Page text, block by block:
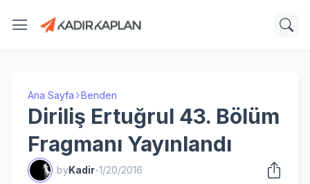
Ana Sayfa Benden
Diriliş Ertuğrul 43. Bölüm
Fragmanı Yayınlandı
byKadir-1/20/2016